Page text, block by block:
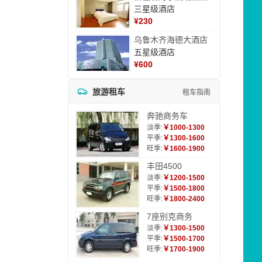
三星级酒店
¥230
乌鲁木齐海德大酒店
五星级酒店
¥600
旅游租车 租车指南
奔驰商务车
淡季:￥1000-1300
平季:￥1300-1600
旺季:￥1600-1900
丰田4500
淡季:￥1200-1500
平季:￥1500-1800
旺季:￥1800-2400
7座别克商务
淡季:￥1300-1500
平季:￥1500-1700
旺季:￥1700-1900